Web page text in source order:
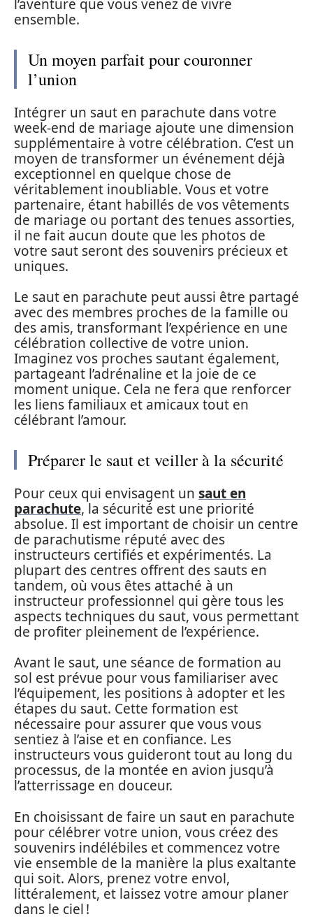
l’aventure que vous venez de vivre
ensemble.
Un moyen parfait pour couronner
l’union
Intégrer un saut en parachute dans votre
week-end de mariage ajoute une dimension
supplémentaire à votre célébration. C’est un
moyen de transformer un événement déjà
exceptionnel en quelque chose de
véritablement inoubliable. Vous et votre
partenaire, étant habillés de vos vêtements
de mariage ou portant des tenues assorties,
il ne fait aucun doute que les photos de
votre saut seront des souvenirs précieux et
uniques.
Le saut en parachute peut aussi être partagé
avec des membres proches de la famille ou
des amis, transformant l’expérience en une
célébration collective de votre union.
Imaginez vos proches sautant également,
partageant l’adrénaline et la joie de ce
moment unique. Cela ne fera que renforcer
les liens familiaux et amicaux tout en
célébrant l’amour.
Préparer le saut et veiller à la sécurité
Pour ceux qui envisagent un saut en
parachute, la sécurité est une priorité
absolue. Il est important de choisir un centre
de parachutisme réputé avec des
instructeurs certifiés et expérimentés. La
plupart des centres offrent des sauts en
tandem, où vous êtes attaché à un
instructeur professionnel qui gère tous les
aspects techniques du saut, vous permettant
de profiter pleinement de l’expérience.
Avant le saut, une séance de formation au
sol est prévue pour vous familiariser avec
l’équipement, les positions à adopter et les
étapes du saut. Cette formation est
nécessaire pour assurer que vous vous
sentiez à l’aise et en confiance. Les
instructeurs vous guideront tout au long du
processus, de la montée en avion jusqu’à
l’atterrissage en douceur.
En choisissant de faire un saut en parachute
pour célébrer votre union, vous créez des
souvenirs indélébiles et commencez votre
vie ensemble de la manière la plus exaltante
qui soit. Alors, prenez votre envol,
littéralement, et laissez votre amour planer
dans le ciel !